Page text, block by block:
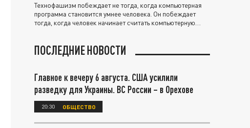
Технофашизм побеждает не тогда, когда компьютерная
программа становится умнее человека. Он побеждает
тогда, когда человек начинает считать компьютерную
ПОСЛЕДНИЕ НОВОСТИ
Главное к вечеру 6 августа. США усилили
разведку для Украины. ВС России – в Орехове
20:30 ОБЩЕСТВО